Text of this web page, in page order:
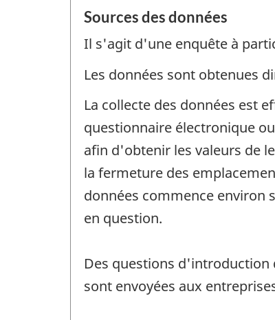
Sources des données
Il s'agit d'une enquête à
Les données sont obtenues
La collecte des données est
questionnaire électronique
afin d'obtenir les valeurs de
la fermeture des
données commence environ
en question.
Des questions
sont envoyées aux